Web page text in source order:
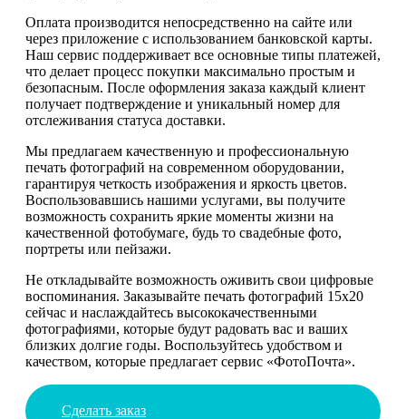
Оплата производится непосредственно на сайте или
через приложение с использованием банковской карты.
Наш сервис поддерживает все основные типы платежей,
что делает процесс покупки максимально простым и
безопасным. После оформления заказа каждый клиент
получает подтверждение и уникальный номер для
отслеживания статуса доставки.
Мы предлагаем качественную и профессиональную
печать фотографий на современном оборудовании,
гарантируя четкость изображения и яркость цветов.
Воспользовавшись нашими услугами, вы получите
возможность сохранить яркие моменты жизни на
качественной фотобумаге, будь то свадебные фото,
портреты или пейзажи.
Не откладывайте возможность оживить свои цифровые
воспоминания. Заказывайте печать фотографий 15х20
сейчас и наслаждайтесь высококачественными
фотографиями, которые будут радовать вас и ваших
близких долгие годы. Воспользуйтесь удобством и
качеством, которые предлагает сервис «ФотоПочта».
Сделать заказ